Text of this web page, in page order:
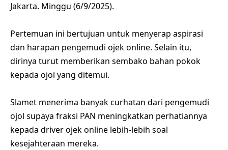
Jakarta. Minggu (6/9/2025).
Pertemuan ini bertujuan untuk menyerap aspirasi
dan harapan pengemudi ojek online. Selain itu,
dirinya turut memberikan sembako bahan pokok
kepada ojol yang ditemui.
Slamet menerima banyak curhatan dari pengemudi
ojol supaya fraksi PAN meningkatkan perhatiannya
kepada driver ojek online lebih-lebih soal
kesejahteraan mereka.